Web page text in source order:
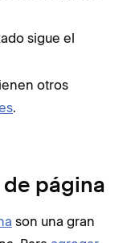
sigue el
otros
.
de página
son una gran